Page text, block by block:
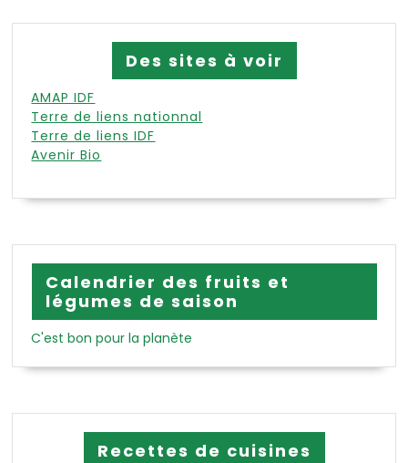
Des sites à voir
AMAP IDF
Terre de liens nationnal
Terre de liens IDF
Avenir Bio
Calendrier des fruits et
légumes de saison
C'est bon pour la planète
Recettes de cuisines